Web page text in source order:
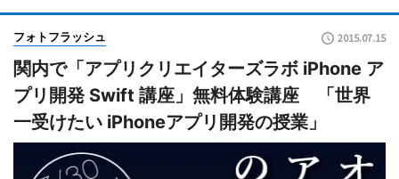
フォトフラッシュ 2015.07.15
関内で「アプリクリエイターズラボ iPhone ア
プリ開発 Swift 講座」無料体験講座 「世界
一受けたい iPhoneアプリ開発の授業」